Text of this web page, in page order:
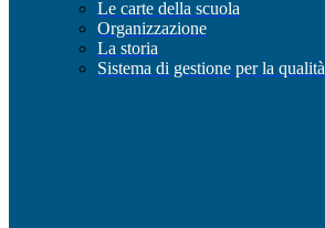
Le carte della scuola
Organizzazione
La storia
Sistema di gestione per la qualità